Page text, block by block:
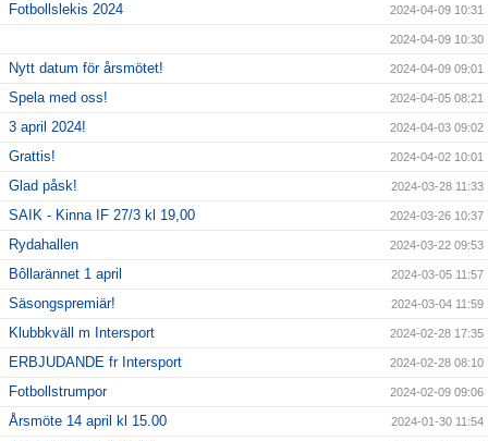
Fotbollslekis 2024 2024-04-09 10:31
2024-04-09 10:30
Nytt datum för årsmötet! 2024-04-09 09:01
Spela med oss! 2024-04-05 08:21
3 april 2024! 2024-04-03 09:02
Grattis! 2024-04-02 10:01
Glad påsk! 2024-03-28 11:33
SAIK - Kinna IF 27/3 kl 19,00 2024-03-26 10:37
Rydahallen 2024-03-22 09:53
Bôllarännet 1 april 2024-03-05 11:57
Säsongspremiär! 2024-03-04 11:59
Klubbkväll m Intersport 2024-02-28 17:35
ERBJUDANDE fr Intersport 2024-02-28 08:10
Fotbollstrumpor 2024-02-09 09:06
Årsmöte 14 april kl 15.00 2024-01-30 11:54